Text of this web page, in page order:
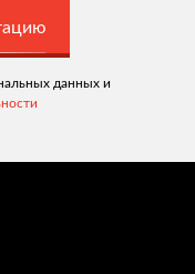
данных и